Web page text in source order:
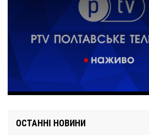
ОСТАННІ НОВИНИ